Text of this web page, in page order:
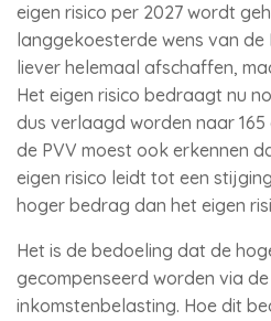
eigen risico per 2027 wordt
langgekoesterde wens van de
liever helemaal afschaffen,
Het eigen risico bedraagt nu
dus verlaagd worden naar 165
de PVV moest ook erkennen
eigen risico leidt tot een
hoger bedrag dan het eigen
Het is de bedoeling dat de
gecompenseerd worden via
inkomstenbelasting. Hoe dit